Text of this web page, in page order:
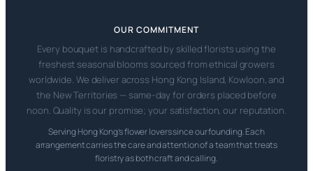
OUR COMMITMENT
Every bouquet is handcrafted by skilled florists using the
freshest seasonal blooms sourced from ethical growers
worldwide. We deliver across Hong Kong Island, Kowloon, and
the New Territories — same-day for orders placed before
noon. Quality is our promise; your satisfaction, our reputation.
Serving Hong Kong’s flower lovers since our founding. Each
arrangement carries the care and attention of a team that treats
floristry as both craft and calling.